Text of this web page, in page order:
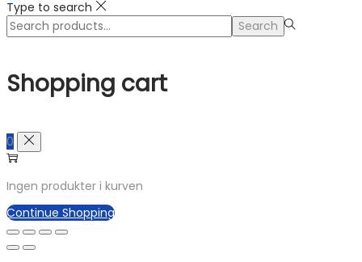
Type to search
Search
for:>
Search
Shopping cart
0
Ingen produkter i kurven
Continue Shopping